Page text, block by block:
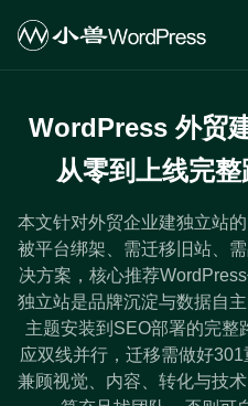
WordPress 外贸
从零到上线完整
本文针对外贸企业建独立站
被平台绑架、需迁移旧站、
决方案，核心推荐
独立站是品牌沉淀与数据自
主题安装到SEO部署的完整
应双线并行，迁移需做好
兼顾视觉、内容、转化与技